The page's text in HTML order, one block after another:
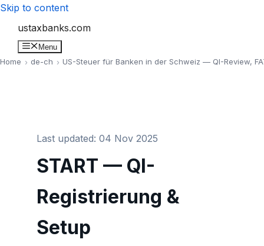
Skip to content
ustaxbanks.com
Menu
Home de-ch US-Steuer für Banken in der Schweiz — QI-Review,
Last updated: 04 Nov 2025
START — QI-
Registrierung &
Setup